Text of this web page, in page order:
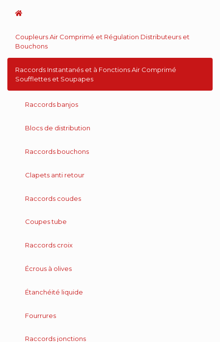
Coupleurs Air Comprimé et Régulation Distributeurs et
Bouchons
Raccords Instantanés et à Fonctions Air Comprimé
Soufflettes et Soupapes
Raccords banjos
Blocs de distribution
Raccords bouchons
Clapets anti retour
Raccords coudes
Coupes tube
Raccords croix
Écrous à olives
Étanchéité liquide
Fourrures
Raccords jonctions